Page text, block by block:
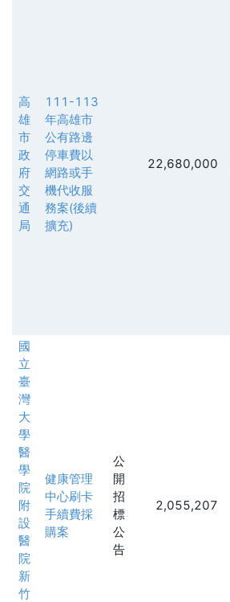
高
雄
市
政
府
交
通
局
111-113
年高雄市
公有路邊
停車費以
網路或手
機代收服
務案(後續
擴充)
22,680,000
國
立
臺
灣
大
學
醫
學
院
附
設
醫
院
新
竹
健康管理
中心刷卡
手續費採
購案
公
開
招
標
公
告
2,055,207